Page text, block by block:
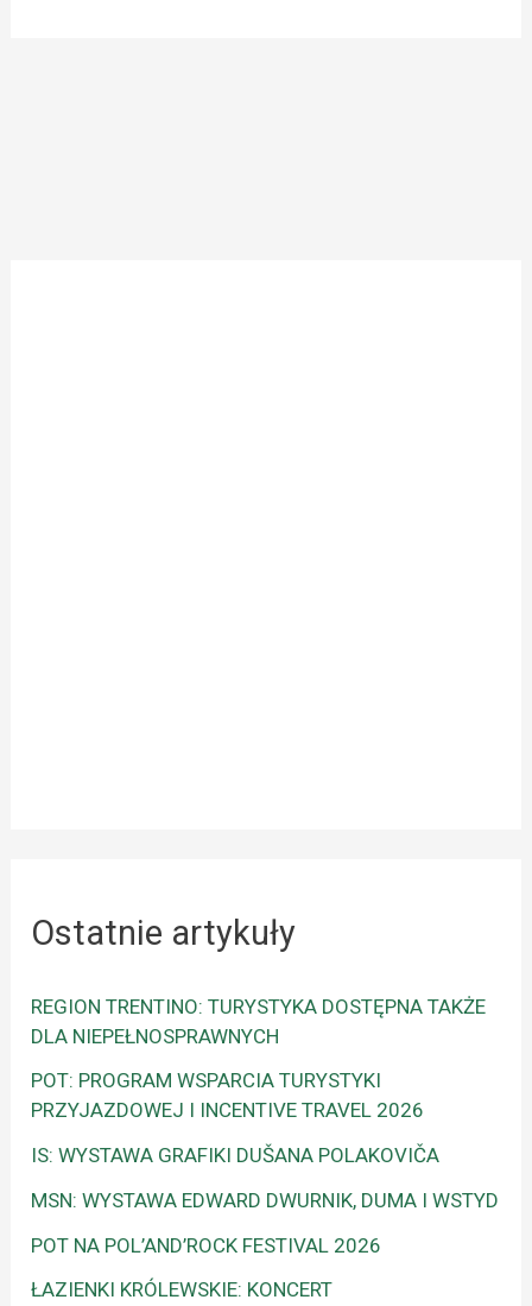
Ostatnie artykuły
REGION TRENTINO: TURYSTYKA DOSTĘPNA TAKŻE
DLA NIEPEŁNOSPRAWNYCH
POT: PROGRAM WSPARCIA TURYSTYKI
PRZYJAZDOWEJ I INCENTIVE TRAVEL 2026
IS: WYSTAWA GRAFIKI DUŠANA POLAKOVIČA
MSN: WYSTAWA EDWARD DWURNIK, DUMA I WSTYD
POT NA POL’AND’ROCK FESTIVAL 2026
ŁAZIENKI KRÓLEWSKIE: KONCERT